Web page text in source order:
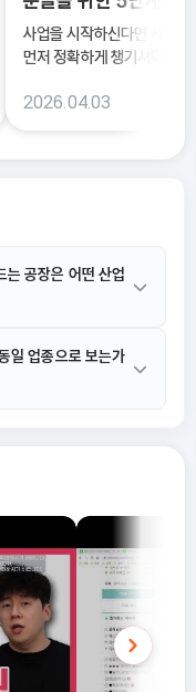
사업을 시작하신다면 사업자
먼저 정확하게 챙기셔야 해
국세청에 정식으로 사업을
2026.04.03
는 공장은 어떤 산업
사용되는 타일, 판석 및
타일 및 유사 비내
일 업종으로 보는가
업에 포함됩니다. 따라
는 같은 산업활동으로 취